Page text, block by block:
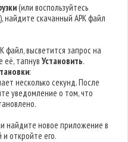
(или воспользуйтесь
скачанный APK файл
файл, высветится запрос на
её, тапнувУстановить.
:
несколько секунд. После
уведомление о том, что
найдите новое приложение в
откройте его.